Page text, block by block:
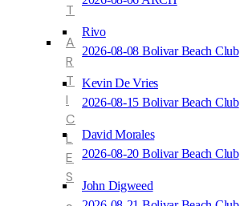
T
A
R
T
I
C
L
E
S
Rivo
2026-08-08 Bolivar Beach Club
Kevin De Vries
2026-08-15 Bolivar Beach Club
David Morales
2026-08-20 Bolivar Beach Club
John Digweed